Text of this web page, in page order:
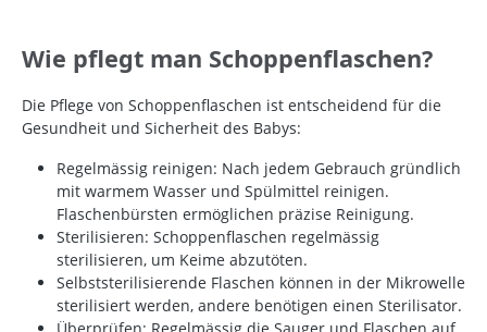
Wie pflegt man Schoppenflaschen?
Die Pflege von Schoppenflaschen ist entscheidend für die
Gesundheit und Sicherheit des Babys:
Regelmässig reinigen: Nach jedem Gebrauch gründlich
mit warmem Wasser und Spülmittel reinigen.
Flaschenbürsten ermöglichen präzise Reinigung.
Sterilisieren: Schoppenflaschen regelmässig
sterilisieren, um Keime abzutöten.
Selbststerilisierende Flaschen können in der Mikrowelle
sterilisiert werden, andere benötigen einen Sterilisator.